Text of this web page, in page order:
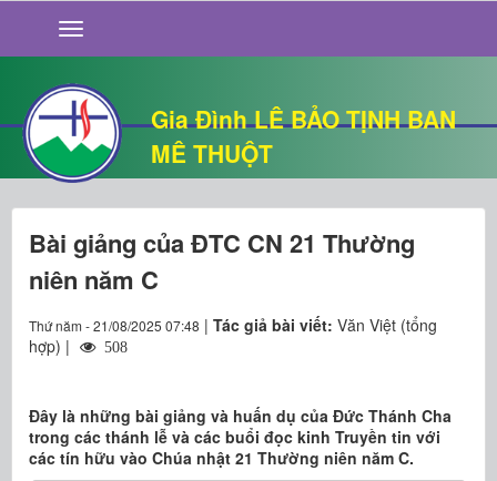
Gia Đình LÊ BẢO TỊNH BAN
MÊ THUỘT
GIỚI THIỆU
TIN TỨC
SỐNG ĐẠO
CHUYỆN NHÀ
QUÁN VĂN
THƯ GIÃN
Bài giảng của ĐTC CN 21 Thường
niên năm C
Thứ năm - 21/08/2025 07:48 | Tác giả bài viết: Văn Việt (tổng
hợp) |
508
Đây là những bài giảng và huấn dụ của Đức Thánh Cha
trong các thánh lễ và các buổi đọc kinh Truyền tin với
các tín hữu vào Chúa nhật 21 Thường niên năm C.